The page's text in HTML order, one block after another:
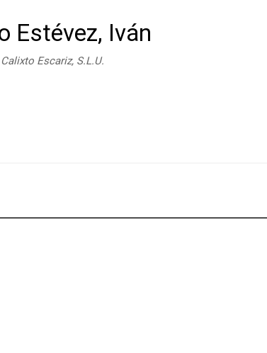
Estévez, Iván
Escariz, S.L.U.